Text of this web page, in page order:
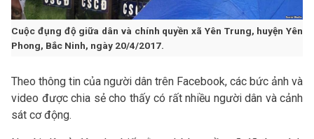
Cuộc đụng độ giữa dân và chính quyền xã Yên Trung, huyện Yên
Phong, Bắc Ninh, ngày 20/4/2017.
Theo thông tin của người dân trên Facebook, các bức ảnh và
video được chia sẻ cho thấy có rất nhiều người dân và cảnh
sát cơ động.